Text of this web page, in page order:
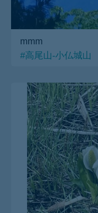
mmm
#高尾山-小仏城山